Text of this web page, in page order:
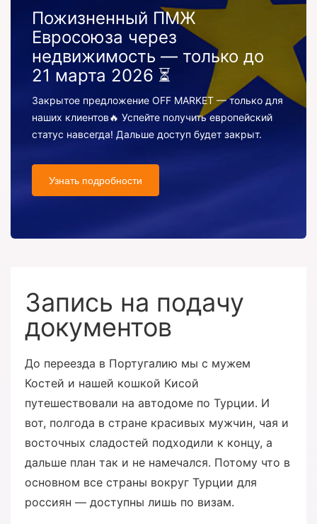
Пожизненный ПМЖ
Евросоюза через
недвижимость — только до
21 марта 2026 ⏳
Закрытое предложение OFF MARKET — только для
наших клиентов🔥 Успейте получить европейский
статус навсегда! Дальше доступ будет закрыт.
Узнать подробности
Запись на подачу
документов
До переезда в Португалию мы с мужем
Костей и нашей кошкой Кисой
путешествовали на автодоме по Турции. И
вот, полгода в стране красивых мужчин, чая и
восточных сладостей подходили к концу, а
дальше план так и не намечался. Потому что в
основном все страны вокруг Турции для
россиян — доступны лишь по визам.